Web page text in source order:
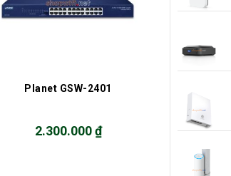
Planet GSW-2401
2.300.000₫